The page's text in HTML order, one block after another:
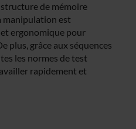
de mémoire
manipulation est
ergonomique pour
plus, grâce aux séquences
les normes de test
rapidement et